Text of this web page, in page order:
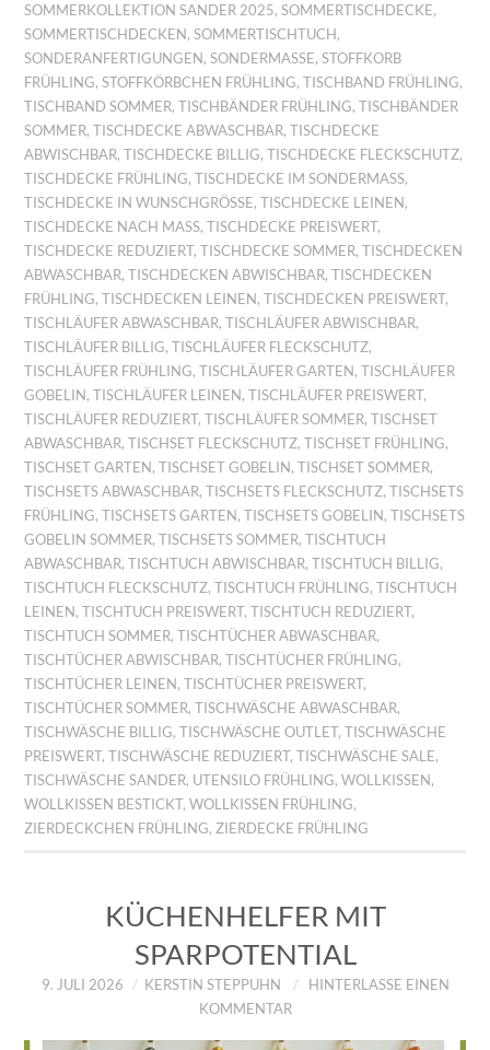
SOMMERKOLLEKTION SANDER 2025,SOMMERTISCHDECKE,
SOMMERTISCHDECKEN ,SOMMERTISCHTUCH ,
SONDERANFERTIGUNGEN ,SONDERMASSE ,STOFFKORB
FRÜHLING,STOFFKÖRBCHEN FRÜHLING,TISCHBAND FRÜHLING,
TISCHBAND SOMMER,TISCHBÄNDER FRÜHLING,TISCHBÄNDER
SOMMER,TISCHDECKE ABWASCHBAR,TISCHDECKE
ABWISCHBAR,TISCHDECKE BILLIG,TISCHDECKE FLECKSCHUTZ,
TISCHDECKE FRÜHLING,TISCHDECKE IM SONDERMASS ,
TISCHDECKE IN WUNSCHGRÖSSE ,TISCHDECKE LEINEN ,
TISCHDECKE NACH MASS ,TISCHDECKE PREISWERT,
TISCHDECKE REDUZIERT,TISCHDECKE SOMMER,TISCHDECKEN
ABWASCHBAR,TISCHDECKEN ABWISCHBAR,TISCHDECKEN
FRÜHLING,TISCHDECKEN LEINEN ,TISCHDECKEN PREISWERT,
TISCHLÄUFER ABWASCHBAR,TISCHLÄUFER ABWISCHBAR,
TISCHLÄUFER BILLIG,TISCHLÄUFER FLECKSCHUTZ,
TISCHLÄUFER FRÜHLING,TISCHLÄUFER GARTEN ,TISCHLÄUFER
GOBELIN ,TISCHLÄUFER LEINEN ,TISCHLÄUFER PREISWERT,
TISCHLÄUFER REDUZIERT,TISCHLÄUFER SOMMER,TISCHSET
ABWASCHBAR,TISCHSET FLECKSCHUTZ,TISCHSET FRÜHLING,
TISCHSET GARTEN ,TISCHSET GOBELIN ,TISCHSET SOMMER,
TISCHSETS ABWASCHBAR,TISCHSETS FLECKSCHUTZ,TISCHSETS
FRÜHLING,TISCHSETS GARTEN ,TISCHSETS GOBELIN ,TISCHSETS
GOBELIN SOMMER,TISCHSETS SOMMER,TISCHTUCH
ABWASCHBAR,TISCHTUCH ABWISCHBAR,TISCHTUCH BILLIG,
TISCHTUCH FLECKSCHUTZ,TISCHTUCH FRÜHLING,TISCHTUCH
LEINEN ,TISCHTUCH PREISWERT,TISCHTUCH REDUZIERT,
TISCHTUCH SOMMER,TISCHTÜCHER ABWASCHBAR,
TISCHTÜCHER ABWISCHBAR,TISCHTÜCHER FRÜHLING,
TISCHTÜCHER LEINEN ,TISCHTÜCHER PREISWERT,
TISCHTÜCHER SOMMER,TISCHWÄSCHE ABWASCHBAR,
TISCHWÄSCHE BILLIG,TISCHWÄSCHE OUTLET,TISCHWÄSCHE
PREISWERT,TISCHWÄSCHE REDUZIERT,TISCHWÄSCHE SALE,
TISCHWÄSCHE SANDER, UTENSILO FRÜHLING,WOLLKISSEN ,
WOLLKISSEN BESTICKT,WOLLKISSEN FRÜHLING,
ZIERDECKCHEN FRÜHLING, ZIERDECKE FRÜHLING
KÜCHENHELFER MIT
SPARPOTENTIAL
9. JULI 2026 KERSTIN STEPPUHN
HINTERLASSE EINEN
KOMMENTAR